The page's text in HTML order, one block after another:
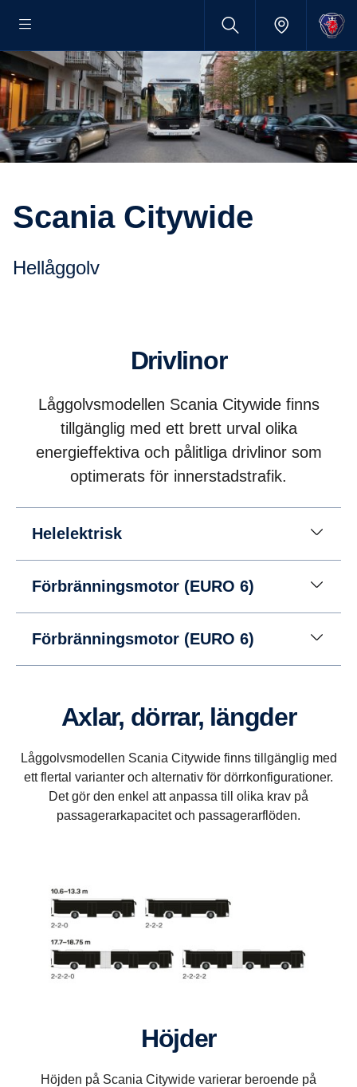
Scania Citywide
Hellåggolv
Drivlinor
Låggolvsmodellen Scania Citywide finns
tillgänglig med ett brett urval olika
energieffektiva och pålitliga drivlinor som
optimerats för innerstadstrafik.
Helelektrisk
Förbränningsmotor (EURO 6)
Förbränningsmotor (EURO 6)
Axlar, dörrar, längder
Låggolvsmodellen Scania Citywide finns tillgänglig med
ett flertal varianter och alternativ för dörrkonfigurationer.
Det gör den enkel att anpassa till olika krav på
passagerarkapacitet och passagerarflöden.
Höjder
Höjden på Scania Citywide varierar beroende på